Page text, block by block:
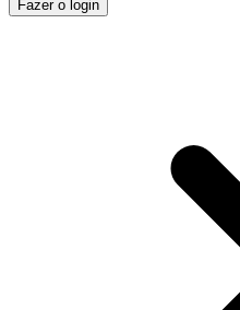
Fazer o login